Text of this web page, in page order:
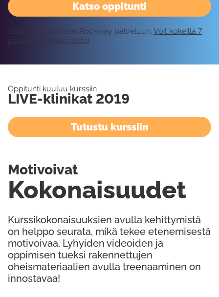
Katso oppitunti
Vaatii kirjautumisen Rockway palveluun. Voit kokeilla 7
päivää ilmaiseksi tästä!
Oppitunti kuuluu kurssiin
LIVE-klinikat 2019
Tutustu kurssiin
Kurssikokonaisuuksien avulla kehittymistä
on helppo seurata, mikä tekee etenemisestä
motivoivaa. Lyhyiden videoiden ja
oppimisen tueksi rakennettujen
oheismateriaalien avulla treenaaminen on
innostavaa!
Kokonaisuudet
Motivoivat